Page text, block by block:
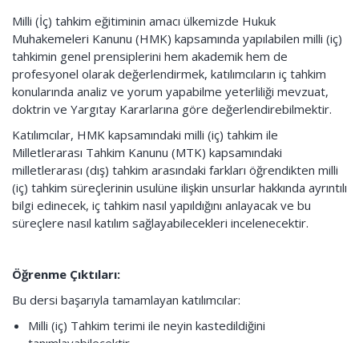
Milli (İç) tahkim eğitiminin amacı ülkemizde Hukuk
Muhakemeleri Kanunu (HMK) kapsamında yapılabilen milli (iç)
tahkimin genel prensiplerini hem akademik hem de
profesyonel olarak değerlendirmek, katılımcıların iç tahkim
konularında analiz ve yorum yapabilme yeterliliği mevzuat,
doktrin ve Yargıtay Kararlarına göre değerlendirebilmektir.
Katılımcılar, HMK kapsamındaki milli (iç) tahkim ile
Milletlerarası Tahkim Kanunu (MTK) kapsamındaki
milletlerarası (dış) tahkim arasındaki farkları öğrendikten milli
(iç) tahkim süreçlerinin usulüne ilişkin unsurlar hakkında ayrıntılı
bilgi edinecek, iç tahkim nasıl yapıldığını anlayacak ve bu
süreçlere nasıl katılım sağlayabilecekleri incelenecektir.
Öğrenme Çıktıları:
Bu dersi başarıyla tamamlayan katılımcılar:
Milli (iç) Tahkim terimi ile neyin kastedildiğini